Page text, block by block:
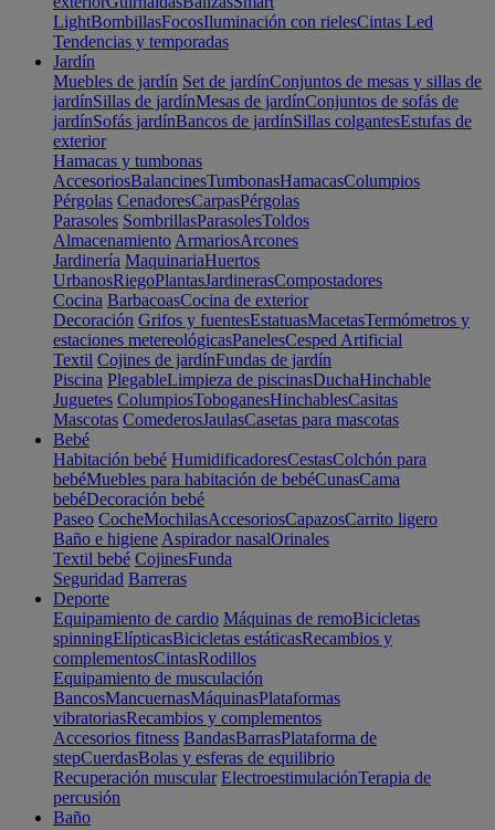
LightBombillasFocosIluminación con rielesCintas Led
Tendencias y temporadas
Jardín
Muebles de jardín Set de jardínConjuntos de mesas y sillas de
jardínSillas de jardínMesas de jardínConjuntos de sofás de
jardínSofás jardínBancos de jardínSillas colgantesEstufas de
exterior
Hamacas y tumbonas
AccesoriosBalancinesTumbonasHamacasColumpios
Pérgolas CenadoresCarpasPérgolas
Parasoles SombrillasParasolesToldos
Almacenamiento ArmariosArcones
Jardinería MaquinariaHuertos
UrbanosRiegoPlantasJardinerasCompostadores
Cocina BarbacoasCocina de exterior
Decoración Grifos y fuentesEstatuasMacetasTermómetros y
estaciones metereológicasPanelesCesped Artificial
Textil Cojines de jardínFundas de jardín
Piscina PlegableLimpieza de piscinasDuchaHinchable
Juguetes ColumpiosToboganesHinchablesCasitas
Mascotas ComederosJaulasCasetas para mascotas
Bebé
Habitación bebé HumidificadoresCestasColchón para
bebéMuebles para habitación de bebéCunasCama
bebéDecoración bebé
Paseo CocheMochilasAccesoriosCapazosCarrito ligero
Baño e higiene Aspirador nasalOrinales
Textil bebé CojinesFunda
Seguridad Barreras
Deporte
Equipamiento de cardio Máquinas de remoBicicletas
spinningElípticasBicicletas estáticasRecambios y
complementosCintasRodillos
Equipamiento de musculación
BancosMancuernasMáquinasPlataformas
vibratoriasRecambios y complementos
Accesorios fitness BandasBarrasPlataforma de
stepCuerdasBolas y esferas de equilibrio
Recuperación muscular ElectroestimulaciónTerapia de
percusión
Baño